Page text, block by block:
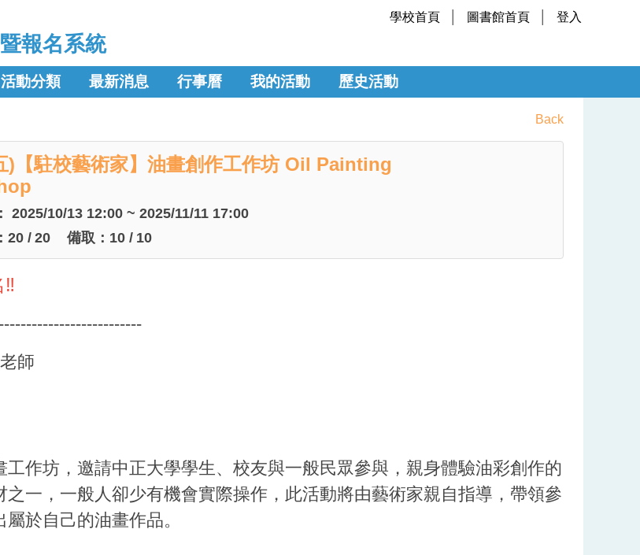
學校首頁 圖書館首頁 登入
報名系統
活動分類 最新消息 行事曆 我的活動 歷史活動
Back
)【駐校藝術家】油畫創作工作坊 Oil Painting
2025/10/13 12:00 ~ 2025/11/11 17:00
20 / 20 備取： 10 / 10
師
作坊，邀請中正大學學生、校友與一般民眾參與，親身體驗油彩創作的
一，一般人卻少有機會實際操作，此活動將由藝術家親自指導，帶領參
於自己的油畫作品。